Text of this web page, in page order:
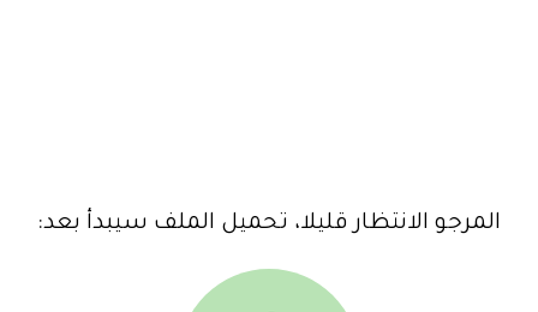
المرجو الانتظار قليلا، تحميل الملف سيبدأ بعد: